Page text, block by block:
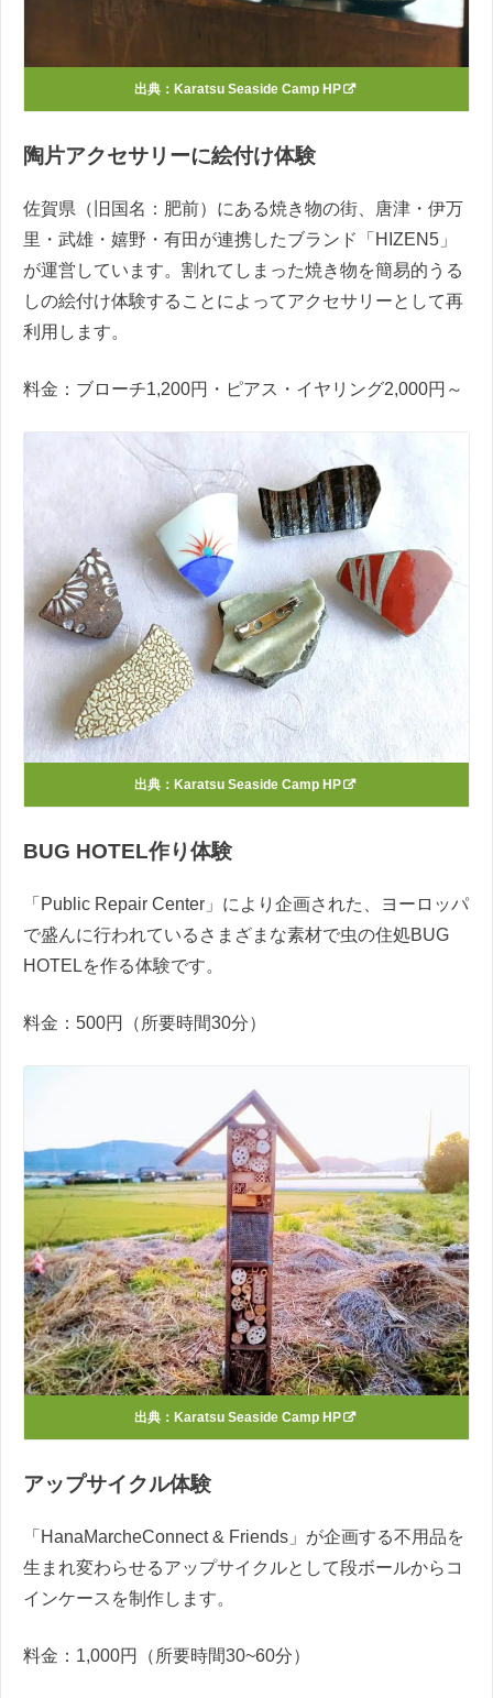
出典： Karatsu Seaside Camp HP
陶片アクセサリーに絵付け体験
佐賀県（旧国名：肥前）にある焼き物の街、唐津・伊万
里・武雄・嬉野・有田が連携したブランド「HIZEN5」
が運営しています。割れてしまった焼き物を簡易的うる
しの絵付け体験することによってアクセサリーとして再
利用します。
料金：ブローチ1,200円・ピアス・イヤリング2,000円～
出典： Karatsu Seaside Camp HP
BUG HOTEL作り体験
「Public Repair Center」により企画された、ヨーロッパ
で盛んに行われているさまざまな素材で虫の住処BUG
HOTELを作る体験です。
料金：500円（所要時間30分）
出典： Karatsu Seaside Camp HP
アップサイクル体験
「HanaMarcheConnect & Friends」が企画する不用品を
生まれ変わらせるアップサイクルとして段ボールからコ
インケースを制作します。
料金：1,000円（所要時間30~60分）